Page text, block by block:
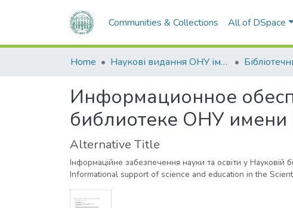
Communities & Collections All of DSpace
Home Наукові видання ОНУ імені І. І. Мечникова
Информационное
библиотеке ОНУ
Alternative Title
Інформаційне забезпечення науки та освіти у Науковій
Informational support of science and education in the